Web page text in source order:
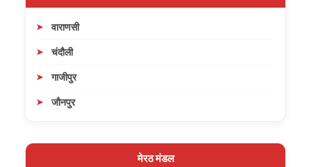
वाराणसी
चंदौली
गाजीपुर
जौनपुर
मेरठ मंडल